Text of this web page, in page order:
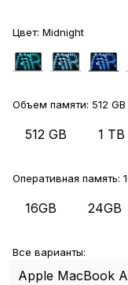
Цвет: Midnight
Объем памяти: 512 GB
512 GB 1 TB
Оперативная память:
16GB 24GB
Все варианты: